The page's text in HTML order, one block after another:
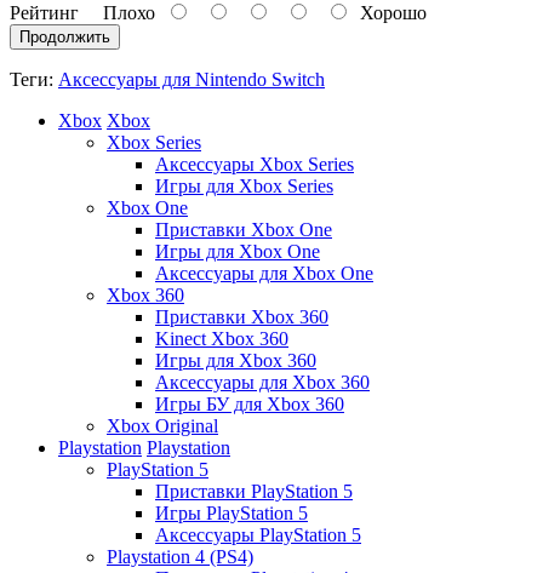
Рейтинг Плохо Хорошо
Продолжить
Теги: Аксессуары для Nintendo Switch
Xbox Xbox
Xbox Series
Аксессуары Xbox Series
Игры для Xbox Series
Xbox One
Приставки Xbox One
Игры для Xbox One
Аксессуары для Xbox One
Xbox 360
Приставки Xbox 360
Kinect Xbox 360
Игры для Xbox 360
Аксессуары для Xbox 360
Игры БУ для Xbox 360
Xbox Original
Playstation Playstation
PlayStation 5
Приставки PlayStation 5
Игры PlayStation 5
Аксессуары PlayStation 5
Playstation 4 (PS4)